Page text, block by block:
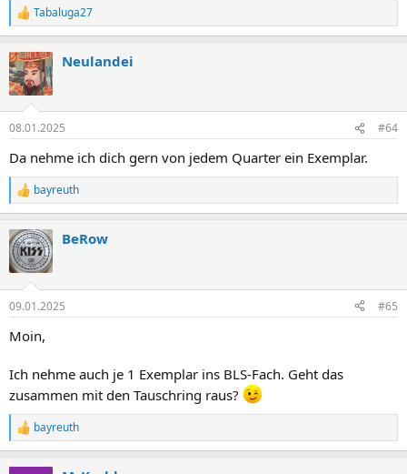
R
e
k
t
i
e
:
Tabaluga27
Neulandei
08.01.2025 #64
Da nehme ich dich gern von jedem Quarter ein Exemplar.
R
e
k
t
i
e
:
bayreuth
BeRow
09.01.2025 #65
Moin,
Ich nehme auch je 1 Exemplar ins BLS-Fach. Geht das
zusammen mit den Tauschring raus?
R
e
bayreuth